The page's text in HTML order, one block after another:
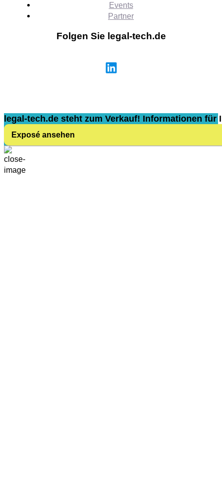
Events
Partner
Folgen Sie legal-tech.de
legal-tech.de steht zum Verkauf! Informationen für
Exposé ansehen